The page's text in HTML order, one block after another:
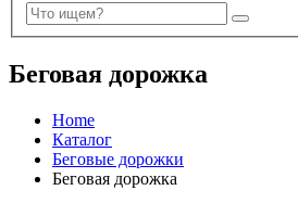
Беговая дорожка
Home
Каталог
Беговые дорожки
Беговая дорожка